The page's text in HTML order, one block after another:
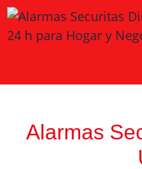
Saltar
al
contenido
Alarmas